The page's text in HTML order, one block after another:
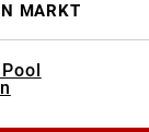
MARKT